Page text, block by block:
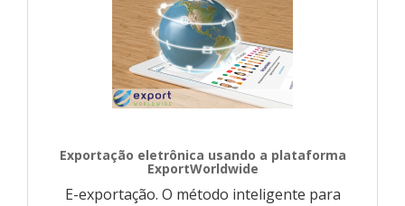
Exportação eletrônica usando a plataforma
ExportWorldwide
E-exportação. O método inteligente para